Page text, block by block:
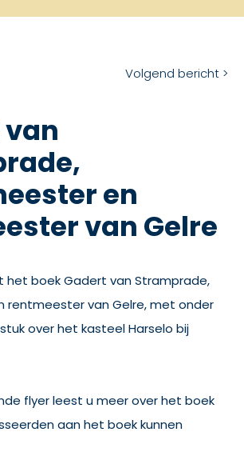
Volgend bericht >
en
van Gelre
het boek Gadert van Stramprade,
rentmeester van Gelre, met onder
over het kasteel Harselo bij
flyer leest u meer over het boek
aan het boek kunnen